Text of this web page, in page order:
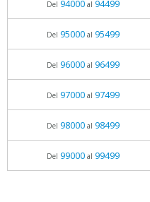
Del 94000al 94499
Del 95000al 95499
Del 96000al 96499
Del 97000al 97499
Del 98000al 98499
Del 99000al 99499